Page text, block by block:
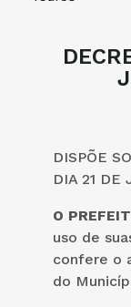
DISPÕE
DIA 21 DE
O
uso de
confere o
do